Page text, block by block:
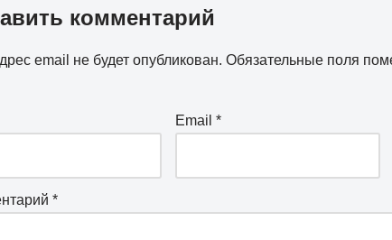
комментарий
email не будет опубликован. Обязательные поля
Email*
*